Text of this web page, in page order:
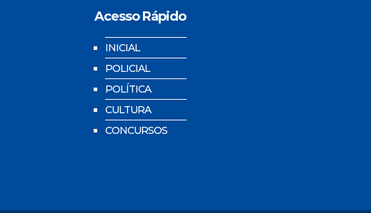
Acesso Rápido
INICIAL
POLICIAL
POLÍTICA
CULTURA
CONCURSOS